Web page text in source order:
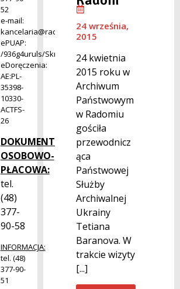
52
e-mail:
kancelaria@radom.archiwa.gov.pl
ePUAP:
/936g4uruls/SkrytkaESP
eDoręczenia:
AE:PL-
35398-
10330-
ACTFS-
26
DOKUMENTACJA
OSOBOWO-
PŁACOWA:
tel.
(48)
377-
90-58
INFORMACJA:
tel. (48)
377-90-
51
24 września,
2015
24 kwietnia
2015 roku w
Archiwum
Państwowym
w Radomiu
gościła
przewodnicz
ąca
Państwowej
Służby
Archiwalnej
Ukrainy
Tetiana
Baranova. W
trakcie wizyty
[...]